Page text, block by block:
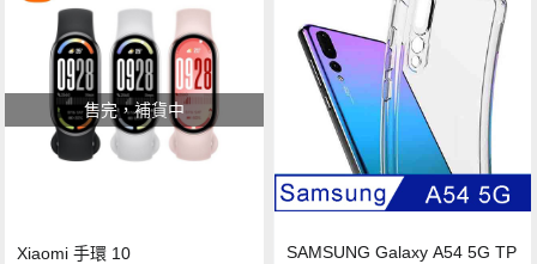
售完，補貨中
Xiaomi 手環 10
SAMSUNG Galaxy A54 5G TP